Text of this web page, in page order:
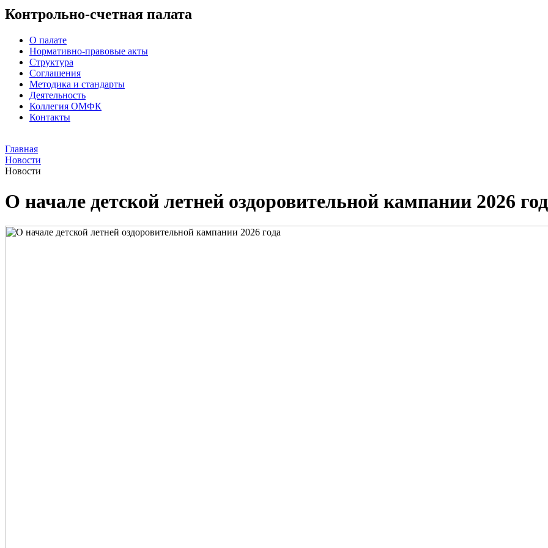
Контрольно-счетная палата
О палате
Нормативно-правовые акты
Структура
Соглашения
Методика и стандарты
Деятельность
Коллегия ОМФК
Контакты
Главная
Новости
Новости
О начале детской летней оздоровительной кампании 2026